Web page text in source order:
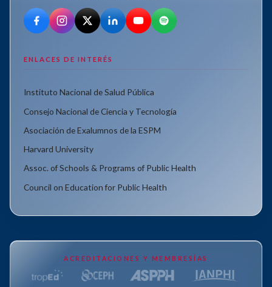
ENLACES DE INTERÉS
Instituto Nacional de Salud Pública
Consejo Nacional de Ciencia y Tecnología
Asociación de Exalumnos de la ESPM
Harvard University
Assoc. of Schools & Programs of Public Health
Council on Education for Public Health
ACREDITACIONES Y MEMBRESÍAS